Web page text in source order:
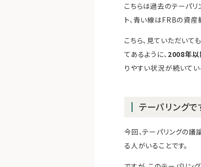
こちらは過去のテーパ
ト、青い線はFRBの資産
こちら、見ていただい
てあるように、 2008年以
りやすい状況が続いて
テーパリング
今回、テーパリングの
る人がいることです。